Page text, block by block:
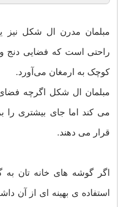
مبلمان مدرن ال شکل نیز
راحتی است که فضایی دنج
کوچک به ارمغان می‌آورد.
مبلمان ال شکل اگرچه
می کند اما جای بیشتری را
قرار می دهند.
اگر گوشه های خانه تان
استفاده ی بهینه ای از آن